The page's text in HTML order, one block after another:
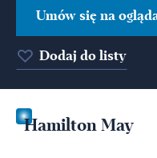
Umów się na
Dodaj do listy
Hamilton May